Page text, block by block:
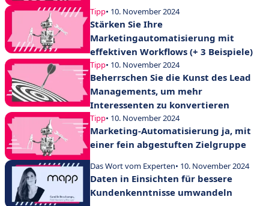
Tipp• 10. November 2024
Stärken Sie Ihre
Marketingautomatisierung mit
effektiven Workflows (+ 3 Beispiele)
Tipp• 10. November 2024
Beherrschen Sie die Kunst des Lead
Managements, um mehr
Interessenten zu konvertieren
Tipp• 10. November 2024
Marketing-Automatisierung ja, mit
einer fein abgestuften Zielgruppe
Das Wort vom Experten• 10. November 2024
Daten in Einsichten für bessere
Kundenkenntnisse umwandeln